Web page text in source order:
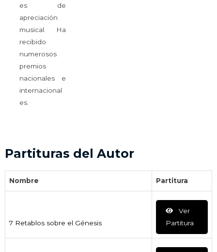
es de
apreciación
musical. Ha
recibido
numerosos
premios
nacionales e
internacional
es.
Partituras del Autor
Nombre Partitura
7 Retablos sobre el Génesis
Ver
Partitura